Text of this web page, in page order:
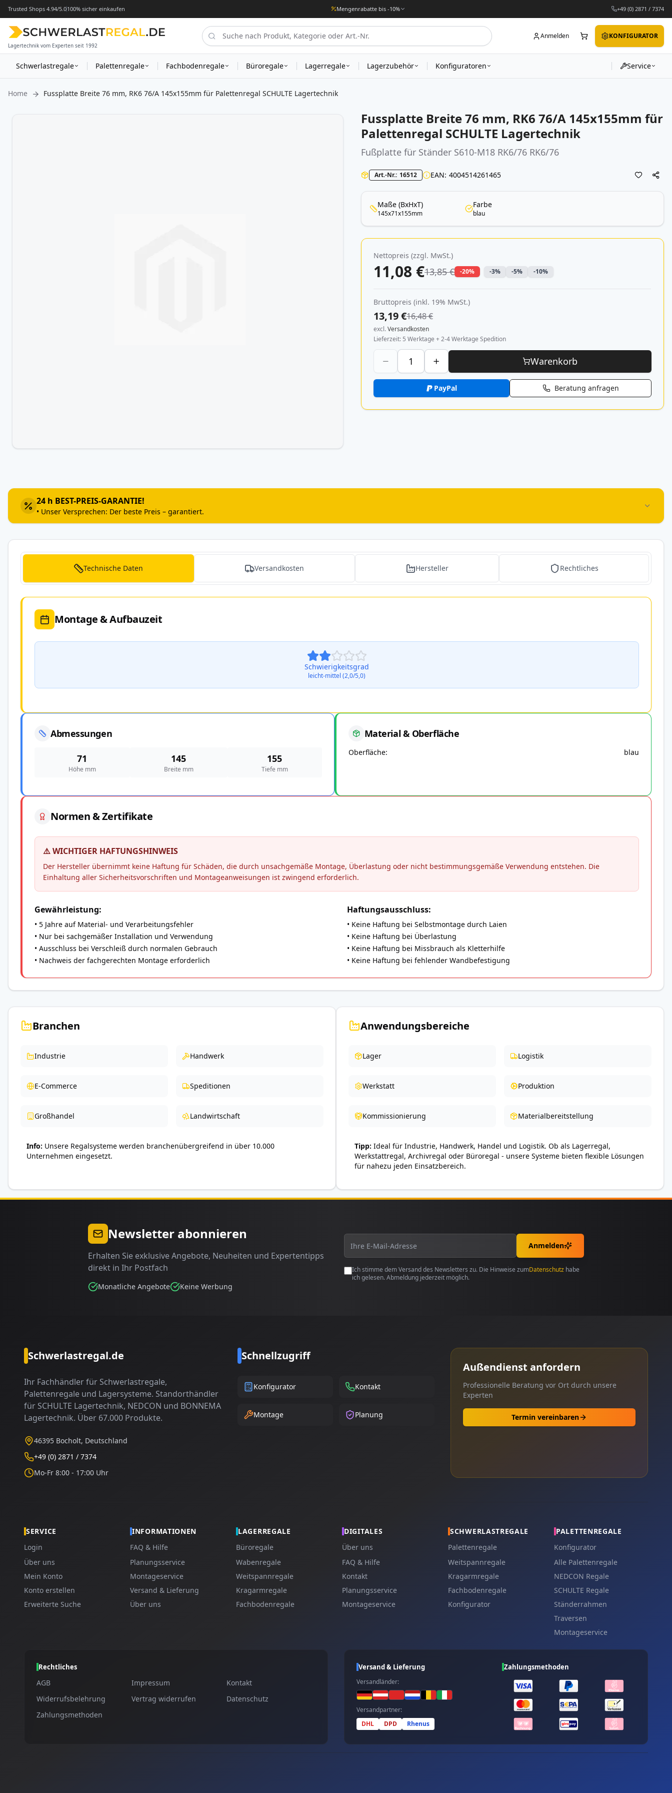
Trusted Shops 4.94/5.0100% sicher einkaufen Mengenrabatte bis -10% +49 (0) 2871 / 7374
Lagertechnik vom Experten seit 1992
Anmelden KONFIGURATOR
Schwerlastregale Fachbodenregale Büroregale Lagerregale Lagerzubehör
Palettenregale Konfiguratoren Service
Home Fussplatte Breite 76 mm, RK6 76/A 145x155mm für Palettenregal SCHULTE Lagertechnik
Bildergalerie
springen
Fussplatte Breite 76 mm, RK6 76/A 145x155mm für
Palettenregal SCHULTE Lagertechnik
Fußplatte für Ständer S610-M18 RK6/76 RK6/76
Art.-Nr. 16512 EAN 4004514261465
Maße (BxHxT)
145x71x155mm
Farbe
blau
Nettopreis (zzgl. MwSt.)
11,08 €13,85 € -20% -3% -5% -10%
Bruttopreis (inkl. 19% MwSt.)
13,19 €16,48 €
excl.Versandkosten
Lieferzeit 5 Werktage + 2-4 Werktage Spedition
Warenkorb
PayPal Beratung anfragen
24 h BEST-PREIS-GARANTIE!
• Unser Versprechen: Der beste Preis – garantiert.
Technische Daten Versandkosten Hersteller Rechtliches
Montage & Aufbauzeit
Schwierigkeitsgrad
leicht-mittel (2,0/5,0)
Abmessungen
71
Höhe mm
145
Breite mm
155
Tiefe mm
Material & Oberfläche
Oberfläche blau
Normen & Zertifikate
⚠️ WICHTIGER HAFTUNGSHINWEIS
Der Hersteller übernimmt keine Haftung für Schäden, die durch unsachgemäße Montage, Überlastung oder nicht bestimmungsgemäße Verwendung entstehen. Die
Einhaltung aller Sicherheitsvorschriften und Montageanweisungen ist zwingend erforderlich.
Gewährleistung:
• 5 Jahre auf Material- und Verarbeitungsfehler
• Nur bei sachgemäßer Installation und Verwendung
• Ausschluss bei Verschleiß durch normalen Gebrauch
• Nachweis der fachgerechten Montage erforderlich
Haftungsausschluss:
• Keine Haftung bei Selbstmontage durch Laien
• Keine Haftung bei Überlastung
• Keine Haftung bei Missbrauch als Kletterhilfe
• Keine Haftung bei fehlender Wandbefestigung
Branchen
Industrie Handwerk
E-Commerce Speditionen
Großhandel Landwirtschaft
Info Unsere Regalsysteme werden branchenübergreifend in über 10.000
Unternehmen eingesetzt.
Anwendungsbereiche
Lager Logistik
Werkstatt Produktion
Kommissionierung Materialbereitstellung
Tipp Ideal für Industrie, Handwerk, Handel und Logistik. Ob als Lagerregal,
Werkstattregal, Archivregal oder Büroregal - unsere Systeme bieten flexible Lösungen
für nahezu jeden Einsatzbereich.
Newsletter abonnieren
Erhalten Sie exklusive Angebote, Neuheiten und Expertentipps
direkt in Ihr Postfach
Monatliche Angebote Keine Werbung
Anmelden
Ich stimme dem Versand des Newsletters zu. Die Hinweise zumDatenschutz habe
ich gelesen. Abmeldung jederzeit möglich.
Schwerlastregal.de
Ihr Fachhändler für Schwerlastregale,
Palettenregale und Lagersysteme. Standorthändler
für SCHULTE Lagertechnik, NEDCON und BONNEMA
Lagertechnik. Über 67.000 Produkte.
46395 Bocholt, Deutschland
+49 (0) 2871 / 7374
Mo-Fr 8:00 - 17:00 Uhr
Schnellzugriff
Konfigurator Kontakt
Montage Planung
Außendienst anfordern
Professionelle Beratung vor Ort durch unsere
Experten
Termin vereinbaren
SERVICE
Login
Über uns
Mein Konto
Konto erstellen
Erweiterte Suche
INFORMATIONEN
FAQ & Hilfe
Planungsservice
Montageservice
Versand & Lieferung
Über uns
LAGERREGALE
Büroregale
Wabenregale
Weitspannregale
Kragarmregale
Fachbodenregale
DIGITALES
Über uns
FAQ & Hilfe
Kontakt
Planungsservice
Montageservice
SCHWERLASTREGALE
Palettenregale
Weitspannregale
Kragarmregale
Fachbodenregale
Konfigurator
PALETTENREGALE
Konfigurator
Alle Palettenregale
NEDCON Regale
SCHULTE Regale
Ständerrahmen
Traversen
Montageservice
Rechtliches
AGB Impressum
Kontakt
Widerrufsbelehrung
Vertrag widerrufen
Datenschutz
Zahlungsmethoden
Versand & Lieferung
Versandländer:
Versandpartner:
DHL
DPD Rhenus
Zahlungsmethoden